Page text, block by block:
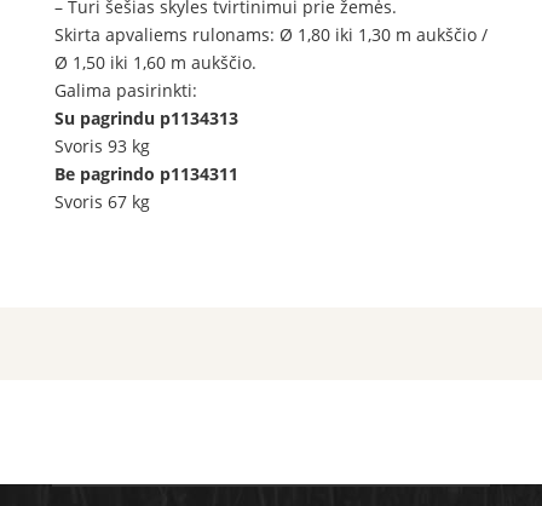
– Turi šešias skyles tvirtinimui prie žemės.
Skirta apvaliems rulonams: Ø 1,80 iki 1,30 m aukščio /
Ø 1,50 iki 1,60 m aukščio.
Galima pasirinkti:
Su pagrindu p1134313
Svoris 93 kg
Be pagrindo p1134311
Svoris 67 kg